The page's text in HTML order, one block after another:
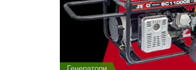
Генератори